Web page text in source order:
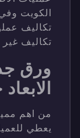
الكويت
تكاليف
تكاليف غير
ورق
من اهم
يعطي